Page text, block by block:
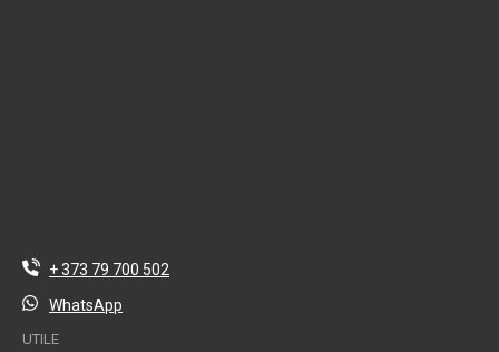
+ 373 79 700 502
WhatsApp
UTILE